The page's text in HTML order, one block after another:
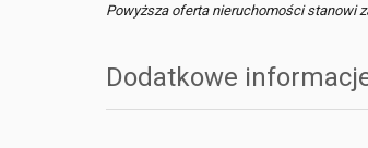
Powyższa oferta nieruchomości stanowi
Dodatkowe